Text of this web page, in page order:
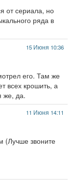
от сериала, но
ряда в
15 Июня 10:36
его. Там же
всех крошить, а
же, да.
11 Июня 14:11
(Лучше звоните